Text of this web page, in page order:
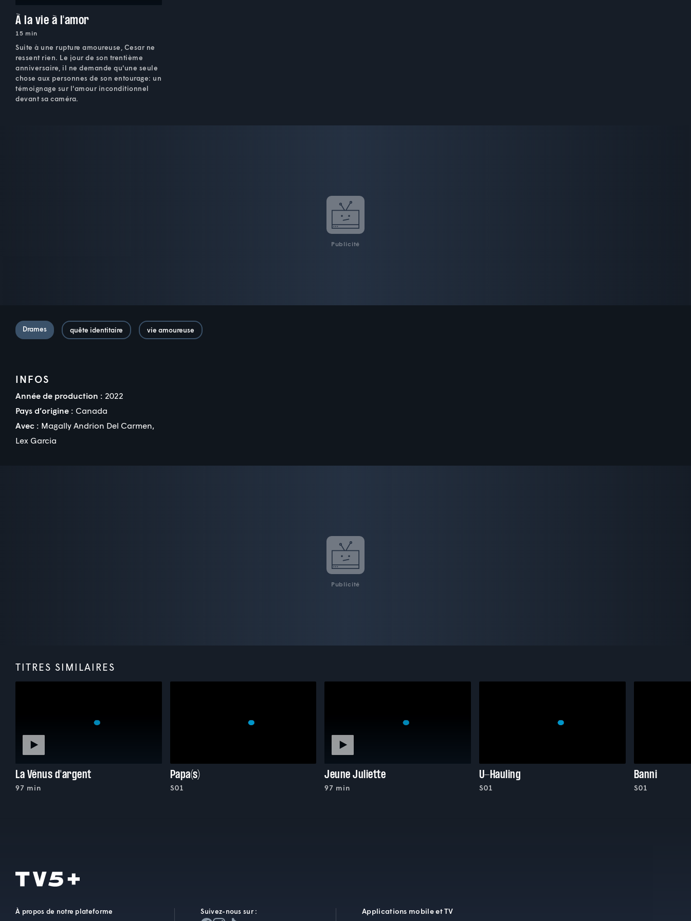
À la vie à l'amor
15 min
Suite à une rupture amoureuse, Cesar ne
ressent rien. Le jour de son trentième
anniversaire, il ne demande qu'une seule
chose aux personnes de son entourage: un
témoignage sur l'amour inconditionnel
devant sa caméra.
Publicité
Drames quête identitaire vie amoureuse
INFOS
Année de production : 2022
Pays d’origine : Canada
Avec : Magally Andrion Del Carmen
Lex Garcia
Publicité
TITRES SIMILAIRES
La Vénus d'argent
97 min
Papa(s)
S01
Jeune Juliette
97 min
U-Hauling
S01
Banni
S01
À propos de notre plateforme
Suivez-nous sur : Applications mobile et TV